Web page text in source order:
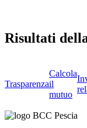
Risultati
Trasparenza
Calcola
il
mutuo